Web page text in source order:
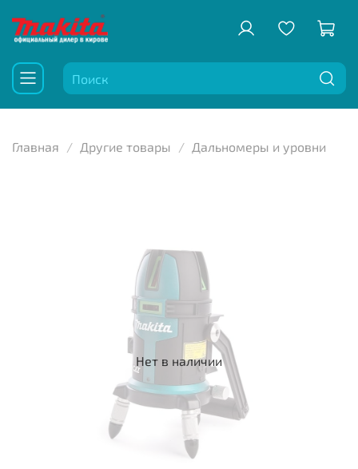
Главная Другие товары Дальномеры и уровни
Нет в наличии